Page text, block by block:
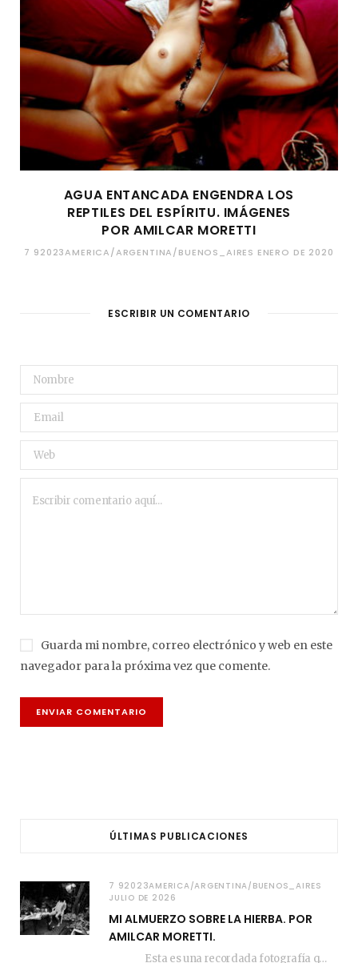
AGUA ENTANCADA ENGENDRA LOS
REPTILES DEL ESPÍRITU. IMÁGENES
POR AMILCAR MORETTI
7 92023AMERICA/ARGENTINA/BUENOS_AIRES ENERO DE 2020
ESCRIBIR UN COMENTARIO
Guarda mi nombre, correo electrónico y web en este
navegador para la próxima vez que comente.
ÚLTIMAS PUBLICACIONES
7 92023AMERICA/ARGENTINA/BUENOS_AIRES
JULIO DE 2026
MI ALMUERZO SOBRE LA HIERBA. POR
AMILCAR MORETTI.
Esta es una recordada fotografía que registré…